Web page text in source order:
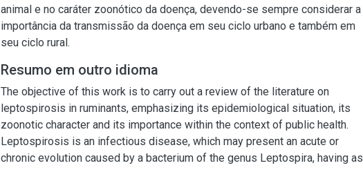
animal e no caráter zoonótico da doença, devendo-se sempre considerar a
importância da transmissão da doença em seu ciclo urbano e também em
seu ciclo rural.
Resumo em outro idioma
The objective of this work is to carry out a review of the literature on
leptospirosis in ruminants, emphasizing its epidemiological situation, its
zoonotic character and its importance within the context of public health.
Leptospirosis is an infectious disease, which may present an acute or
chronic evolution caused by a bacterium of the genus Leptospira, having as